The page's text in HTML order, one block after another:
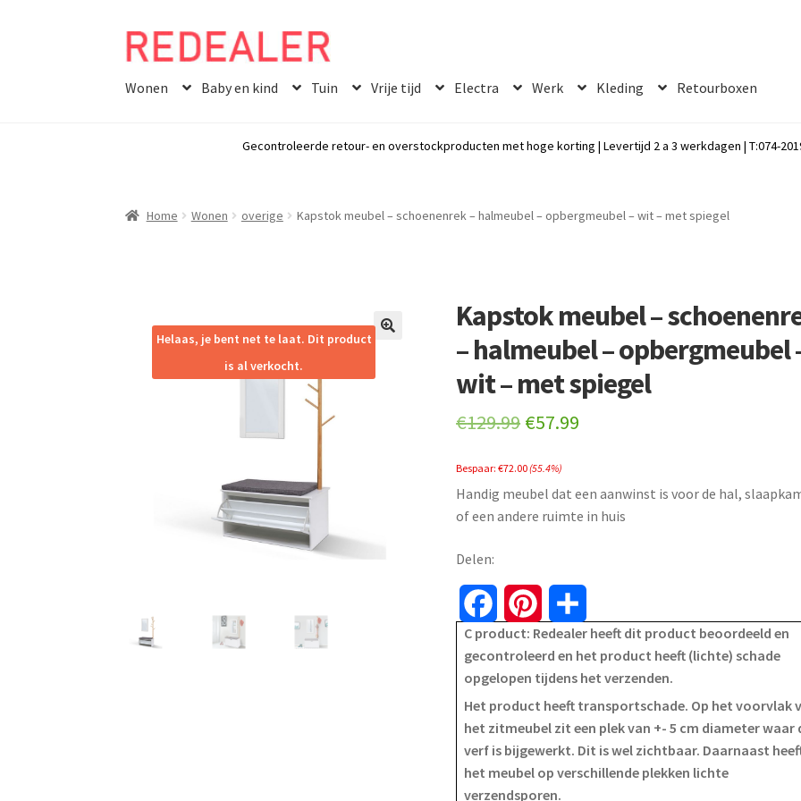
Skip
navigation
Skip
content
Wonen Baby en kind Tuin Vrije tijd Electra Werk Kleding Retourboxen
Gecontroleerde retour- en overstockproducten met hoge korting | Levertijd 2 a 3 werkdagen | T:074-
Home Wonen overige Kapstok meubel – schoenenrek – halmeubel – opbergmeubel – wit – met spiegel
Helaas, je bent net te laat. Dit product
is al verkocht.
Kapstok meubel –
– halmeubel – opbergmeubel
wit – met spiegel
€129.99 Original
was:
€129.99.
€57.99
is:
€57.99.
Bespaar:€72.00(55.4%)
Handig meubel dat een aanwinst is voor de hal,
of een andere ruimte in huis
Delen:
a
c
e
b
o
i
n
t
e
r
h
a
r
e
C product: Redealer heeft dit product beoordeeld en
gecontroleerd en het product heeft (lichte) schade
opgelopen tijdens het verzenden.
Het product heeft transportschade. Op het voorvlak
het zitmeubel zit een plek van +- 5 cm diameter waar
verf is bijgewerkt. Dit is wel zichtbaar. Daarnaast
het meubel op verschillende plekken lichte
verzendsporen.